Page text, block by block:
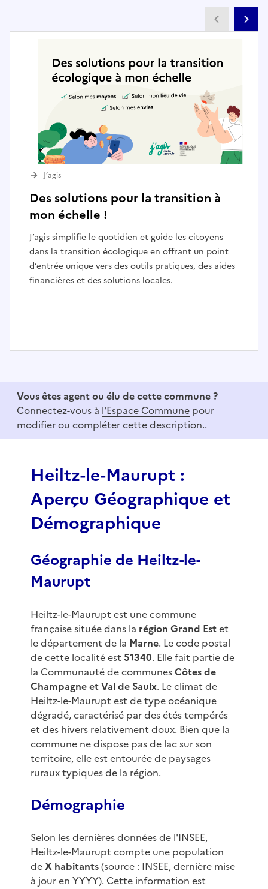
Des solutions pour la transition à
mon échelle !
J’agis simplifie le quotidien et guide les citoyens
dans la transition écologique en offrant un point
d’entrée unique vers des outils pratiques, des aides
financières et des solutions locales.
J’agis
f
Vous êtes agent ou élu de cette commune ?
Connectez-vous à l'Espace Commune pour
modifier ou compléter cette description..
Heiltz-le-Maurupt :
Aperçu Géographique et
Démographique
Géographie de Heiltz-le-
Maurupt
Heiltz-le-Maurupt est une commune
française située dans la région Grand Estet
le département de la Marne. Le code postal
de cette localité est 51340. Elle fait partie de
la Communauté de communesCôtes de
Champagne et Val de Saulx. Le climat de
Heiltz-le-Maurupt est de type océanique
dégradé, caractérisé par des étés tempérés
et des hivers relativement doux. Bien que la
commune ne dispose pas de lac sur son
territoire, elle est entourée de paysages
ruraux typiques de la région.
Démographie
Selon les dernières données de l'INSEE,
Heiltz-le-Maurupt compte une population
deX habitants(source : INSEE, dernière mise
à jour en YYYY). Cette information est